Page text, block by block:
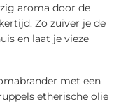
aroma door de
Zo zuiver je de
en laat je vieze
met een
etherische olie